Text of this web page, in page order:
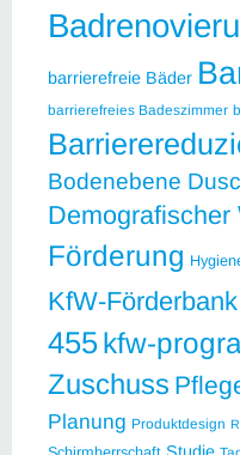
barrierefreie Bäder
barrierefreies Badeszimmer
Bodenebene
Demografischer
Förderung
KfW-Förderbank
455kfw-
Zuschuss
Planung Produktdesign